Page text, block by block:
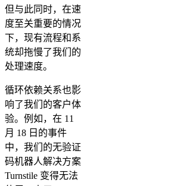
但与此同时，在速
度至关重要的情况
下，现有流程和系
统却拖慢了我们的
处理速度。
循环依赖关系也影
响了我们的客户体
验。例如，在 11
月 18 日的事件
中，我们的无验证
码机器人解决方案
Turnstile 变得无法